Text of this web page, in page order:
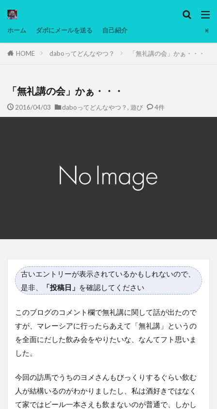
ホーム ダボにメールを送る 自己紹介
HOME daboってどんなやつ？ 「無礼講の会」かぁ・・・
「無礼講の会」かぁ・・・
2016/04/03 daboってどんなやつ？, 遊び 4件
古いエントリーが表示されているかもしれないので、
是非、
「投稿日」 を確認してください
このブログのコメント欄で無礼講に関して話が出たので
すが、マレーシアに行ったらあえて「無礼講」というの
を全面にだした飲み会をやりたいな、なんてフト思いま
した。
今回の訪馬でうちのヨメさんもびっくりするぐらい飲む
人が結構いるのがわかりましたし、私は酒好きではなく
て家ではビール一本さえも飲まないのが普通で、しかし
タグ
マレーシア動画
備忘録
動画 日本人村社会 脱水シート